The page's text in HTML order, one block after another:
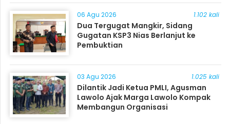
06 Agu 2026 1.102 kali
Dua Tergugat Mangkir, Sidang
Gugatan KSP3 Nias Berlanjut ke
Pembuktian
03 Agu 2026 1.025 kali
Dilantik Jadi Ketua PMLI, Agusman
Lawolo Ajak Marga Lawolo Kompak
Membangun Organisasi